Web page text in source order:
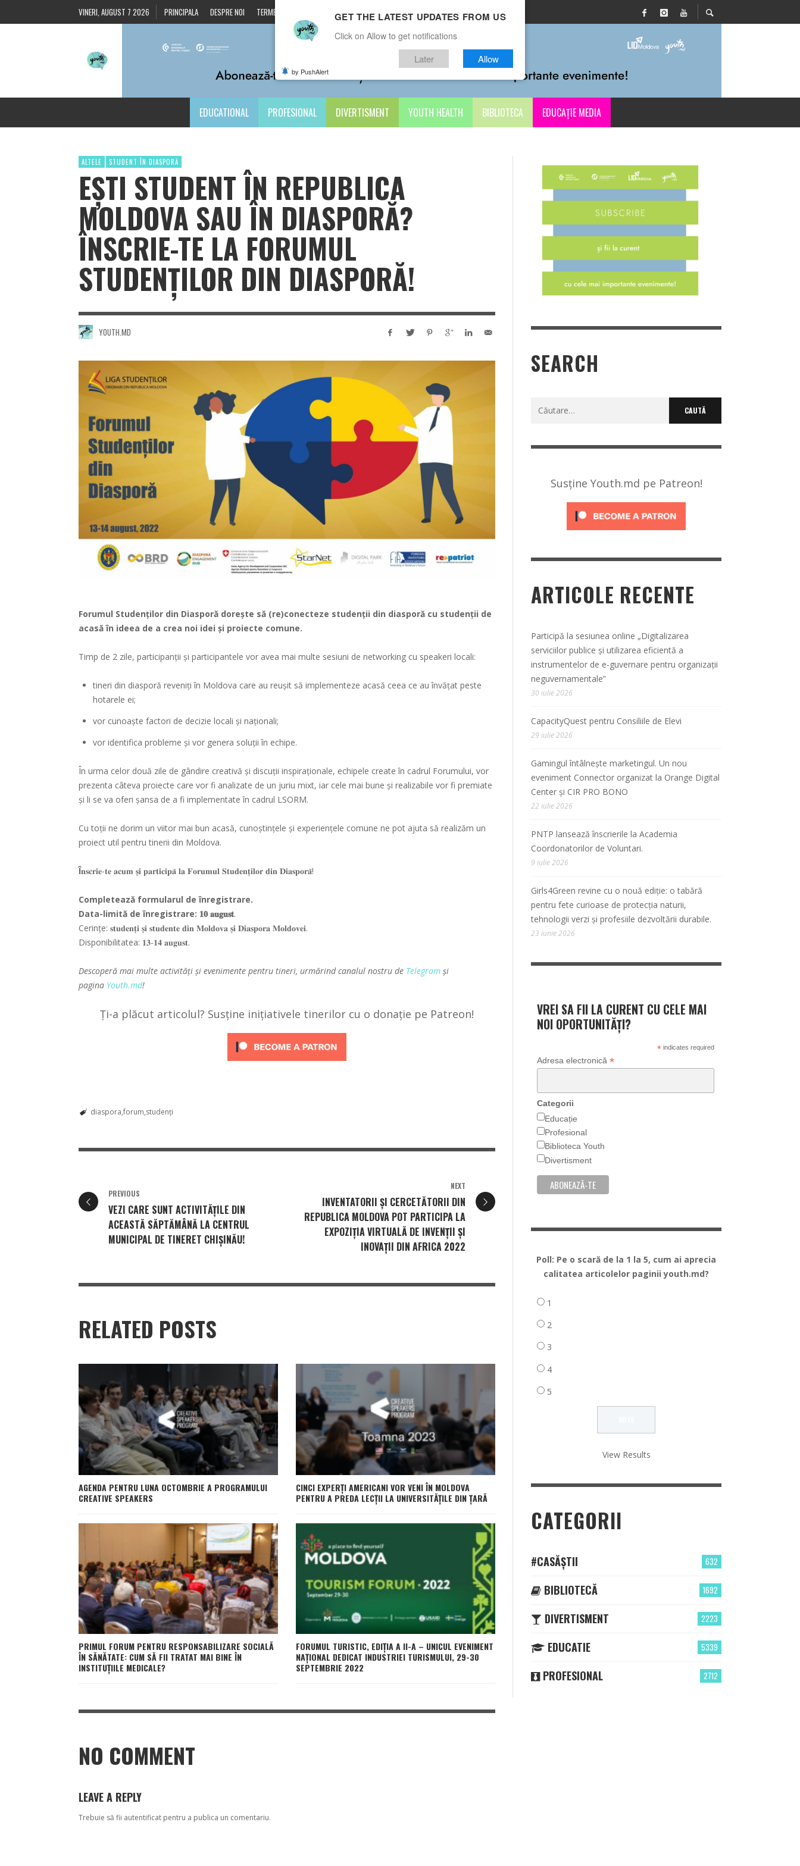
VINERI, AUGUST 7 2026 PRINCIPALA DESPRE NOI TERMENI ȘI CONDIȚII CONTACTE
EDUCATIONAL PROFESIONAL DIVERTISMENT YOUTH HEALTH BIBLIOTECA EDUCAȚIE MEDIA
ALTELE STUDENT ÎN DIASPORĂ
EȘTI STUDENT ÎN REPUBLICA
MOLDOVA SAU ÎN DIASPORĂ?
ÎNSCRIE-TE LA FORUMUL
STUDENȚILOR DIN DIASPORĂ!
YOUTH.MD
Forumul Studenților din Diasporă dorește să (re)conecteze studenții din diasporă cu studenții de
acasă în ideea de a crea noi idei și proiecte comune.
Timp de 2 zile, participanții și participantele vor avea mai multe sesiuni de networking cu speakeri locali:
tineri din diasporă reveniți în Moldova care au reușit să implementeze acasă ceea ce au învățat peste
hotarele ei;
vor cunoaște factori de decizie locali și naționali;
vor identifica probleme și vor genera soluții în echipe.
În urma celor două zile de gândire creativă și discuții inspiraționale, echipele create în cadrul Forumului, vor
prezenta câteva proiecte care vor fi analizate de un juriu mixt, iar cele mai bune și realizabile vor fi premiate
și li se va oferi șansa de a fi implementate în cadrul LSORM.
Cu toții ne dorim un viitor mai bun acasă, cunoștințele și experiențele comune ne pot ajuta să realizăm un
proiect util pentru tinerii din Moldova.
Î𝐧𝐬𝐜𝐫𝐢𝐞-𝐭𝐞 𝐚𝐜𝐮𝐦 𝐬̦𝐢 𝐩𝐚𝐫𝐭𝐢𝐜𝐢𝐩𝐚̆ 𝐥𝐚 𝐅𝐨𝐫𝐮𝐦𝐮𝐥 𝐒𝐭𝐮𝐝𝐞𝐧𝐭̦𝐢𝐥𝐨𝐫 𝐝𝐢𝐧 𝐃𝐢𝐚𝐬𝐩𝐨𝐫𝐚̆!
Completează formularul de înregistrare.
Data-limită de înregistrare: 𝟏𝟎 𝐚𝐮𝐠𝐮𝐬𝐭.
Cerințe: 𝐬𝐭𝐮𝐝𝐞𝐧𝐭̦𝐢 𝐬̦𝐢 𝐬𝐭𝐮𝐝𝐞𝐧𝐭𝐞 𝐝𝐢𝐧 𝐌𝐨𝐥𝐝𝐨𝐯𝐚 𝐬̦𝐢 𝐃𝐢𝐚𝐬𝐩𝐨𝐫𝐚 𝐌𝐨𝐥𝐝𝐨𝐯𝐞𝐢.
Disponibilitatea: 𝟏𝟑-𝟏𝟒 𝐚𝐮𝐠𝐮𝐬𝐭.
Descoperă mai multe activități și evenimente pentru tineri, urmărind canalul nostru de Telegram și
pagina Youth.md!
Ți-a plăcut articolul? Susține inițiativele tinerilor cu o donație pe Patreon!
diaspora forum studenți
PREVIOUS
VEZI CARE SUNT ACTIVITĂȚILE DIN
ACEASTĂ SĂPTĂMÂNĂ LA CENTRUL
MUNICIPAL DE TINERET CHIȘINĂU!
NEXT
INVENTATORII ŞI CERCETĂTORII DIN
REPUBLICA MOLDOVA POT PARTICIPA LA
EXPOZIȚIA VIRTUALĂ DE INVENȚII ȘI
INOVAȚII DIN AFRICA 2022
RELATED POSTS
AGENDA PENTRU LUNA OCTOMBRIE A PROGRAMULUI
CREATIVE SPEAKERS
CINCI EXPERȚI AMERICANI VOR VENI ÎN MOLDOVA
PENTRU A PREDA LECȚII LA UNIVERSITĂȚILE DIN ȚARĂ
PRIMUL FORUM PENTRU RESPONSABILIZARE SOCIALĂ
ÎN SĂNĂTATE: CUM SĂ FII TRATAT MAI BINE ÎN
INSTITUȚIILE MEDICALE?
FORUMUL TURISTIC, EDIȚIA A II-A – UNICUL EVENIMENT
NAȚIONAL DEDICAT INDUSTRIEI TURISMULUI, 29-30
SEPTEMBRIE 2022
NO COMMENT
LEAVE A REPLY
Trebuie să fii autentificat pentru a publica un comentariu.
SEARCH
Caută
Susține Youth.md pe Patreon!
ARTICOLE RECENTE
Participă la sesiunea online „Digitalizarea
serviciilor publice și utilizarea eficientă a
instrumentelor de e-guvernare pentru organizații
neguvernamentale”
30 iulie 2026
CapacityQuest pentru Consiliile de Elevi
29 iulie 2026
Gamingul întâlnește marketingul. Un nou
eveniment Connector organizat la Orange Digital
Center și CIR PRO BONO
22 iulie 2026
PNTP lansează înscrierile la Academia
Coordonatorilor de Voluntari.
9 iulie 2026
Girls4Green revine cu o nouă ediție: o tabără
pentru fete curioase de protecția naturii,
tehnologii verzi și profesiile dezvoltării durabile.
23 iunie 2026
VREI SA FII LA CURENT CU CELE MAI
NOI OPORTUNITĂȚI?
*indicates required
Adresa electronică *
Categorii
Educație
Profesional
Biblioteca Youth
Divertisment
Poll: Pe o scară de la 1 la 5, cum ai aprecia
calitatea articolelor paginii youth.md?
1
2
3
4
5
View Results
CATEGORII
632
#CASĂȘTII
1692
BIBLIOTECĂ
2223
DIVERTISMENT
5339
EDUCATIE
2712
PROFESIONAL
GET THE LATEST UPDATES FROM US
Click on Allow to get notifications
Later Allow
by PushAlert